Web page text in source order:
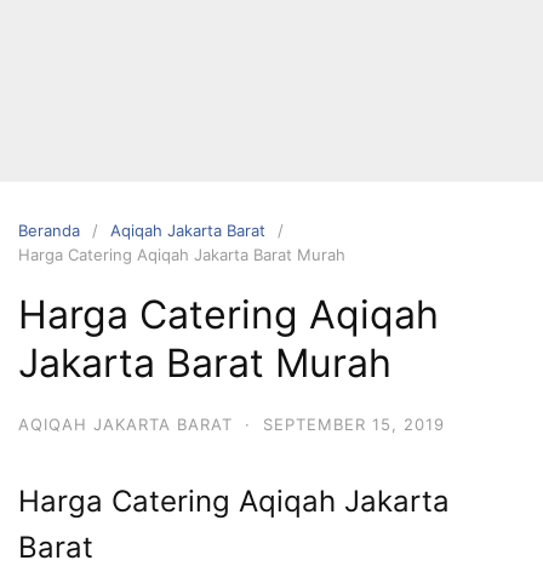
HUBUNGI
KAMI
0823 1246
6713
Beranda
Aqiqah Jakarta Barat
Harga Catering Aqiqah Jakarta Barat Murah
Harga Catering Aqiqah
Jakarta Barat Murah
AQIQAH JAKARTA BARAT · SEPTEMBER 15, 2019
Harga Catering Aqiqah Jakarta
Barat